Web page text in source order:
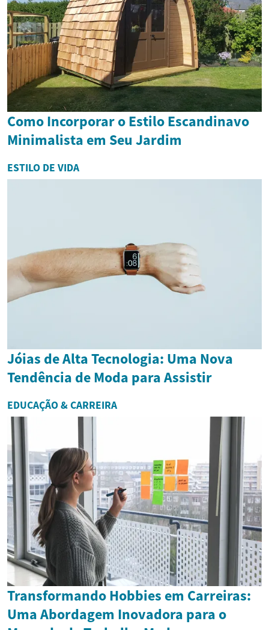
Como Incorporar o Estilo Escandinavo
Minimalista em Seu Jardim
ESTILO DE VIDA
Jóias de Alta Tecnologia: Uma Nova
Tendência de Moda para Assistir
EDUCAÇÃO & CARREIRA
Transformando Hobbies em Carreiras:
Uma Abordagem Inovadora para o